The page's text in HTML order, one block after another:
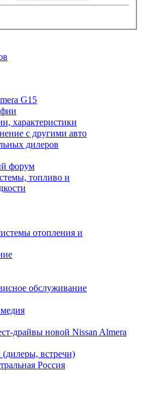
G15
характеристики
с другими авто
дилеров
форум
топливо и
отопления и
обслуживание
драйвы новой Nissan Almera
встречи)
Россия